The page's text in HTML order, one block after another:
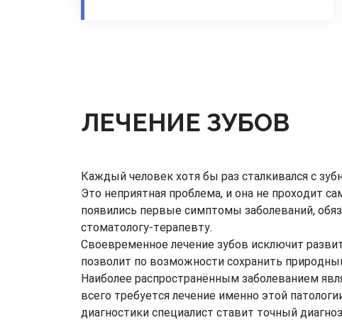
ЛЕЧЕНИЕ ЗУБОВ
Каждый человек хотя бы раз сталкивался с
Это неприятная проблема, и она не проходит
появились первые симптомы заболеваний,
стоматологу-терапевту.
Своевременное лечение зубов исключит
позволит по возможности сохранить
Наиболее распространённым заболеванием
всего требуется лечение именно этой
диагностики специалист ставит точный